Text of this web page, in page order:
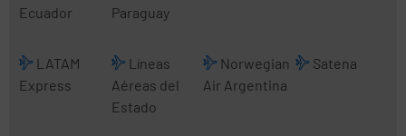
Ecuador
Paraguay
LATAM
Express
Líneas
Aéreas del
Estado
Norwegian
Air Argentina
Satena